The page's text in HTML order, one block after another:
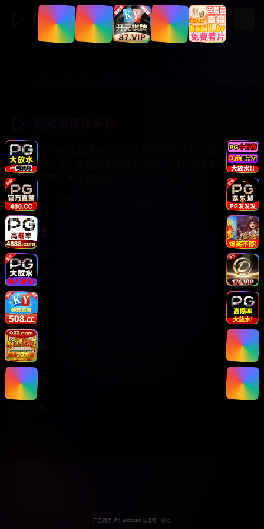
视频流媒体 登录 注册
专业的在线视频流媒体平台，为您提供高清免费的日韩综
艺、热门电影、电视剧集等精彩内容。 让您在闲暇时光中
尽情享受视听娱乐的乐趣。
© 2025 视频流媒体平台. 保留所有权利.
快速链接
视频分类
关于我们
服务支持
版权声明
热门分类
日韩综艺
热门电影